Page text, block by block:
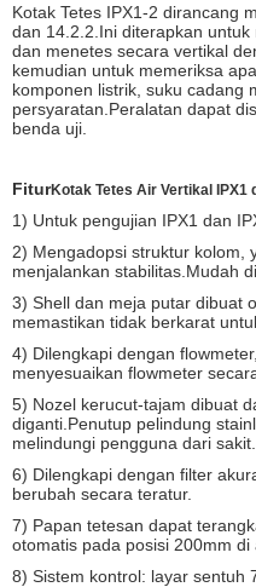
Kotak Tetes IPX1-2 dirancang
dan 14.2.2.Ini diterapkan
dan menetes secara vertikal
kemudian untuk memeriksa
komponen listrik, suku cadang
persyaratan.Peralatan dapat
benda uji.
FiturKotak Tetes Air Vertikal IPX1
1) Untuk pengujian IPX1 dan
2) Mengadopsi struktur kolom,
menjalankan stabilitas.Mudah
3) Shell dan meja putar dibuat
memastikan tidak berkarat
4) Dilengkapi dengan
menyesuaikan flowmeter
5) Nozel kerucut-tajam dibuat
diganti.Penutup pelindung
melindungi pengguna dari sakit.
6) Dilengkapi dengan filter
berubah secara teratur.
7) Papan tetesan dapat
otomatis pada posisi 200mm di
8) Sistem kontrol: layar sentuh